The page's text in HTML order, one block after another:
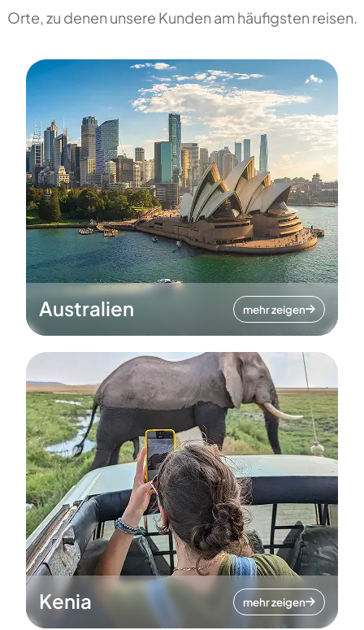
Orte, zu denen unsere Kunden am häufigsten reisen.
Australien mehr zeigen
Kenia mehr zeigen